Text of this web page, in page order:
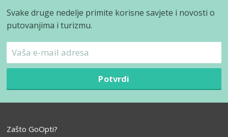
Svake druge nedelje primite korisne savjete i novosti o
putovanjima i turizmu.
Potvrdi
Zašto GoOpti?